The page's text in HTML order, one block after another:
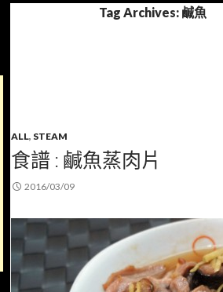
Tag Archives: 鹹魚
ALL, STEAM
食譜 : 鹹魚蒸肉片
2016/03/09